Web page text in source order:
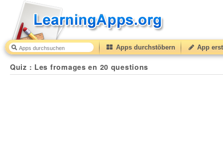
Apps durchstöbern App
Quiz : Les fromages en 20 questions